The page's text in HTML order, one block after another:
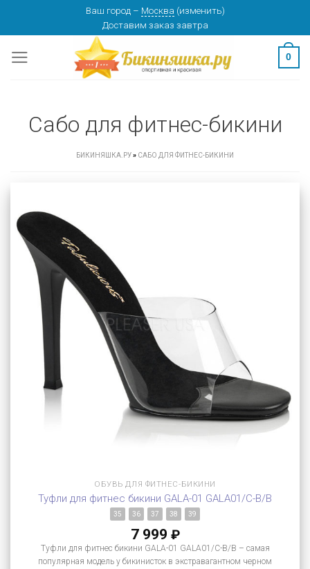
content
Ваш город – Москва (изменить)
Доставим заказ завтра
0
Сабо для фитнес-бикини
БИКИНЯШКА.РУ» САБО ДЛЯ ФИТНЕС-БИКИНИ
ОБУВЬ ДЛЯ ФИТНЕС-БИКИНИ
Туфли для фитнес бикини GALA-01 GALA01/C-B/B
35 36 37 38 39
7 999 ₽
Туфли для фитнес бикини GALA-01 GALA01/C-B/B – самая
популярная модель у бикинисток в экстравагантном черном